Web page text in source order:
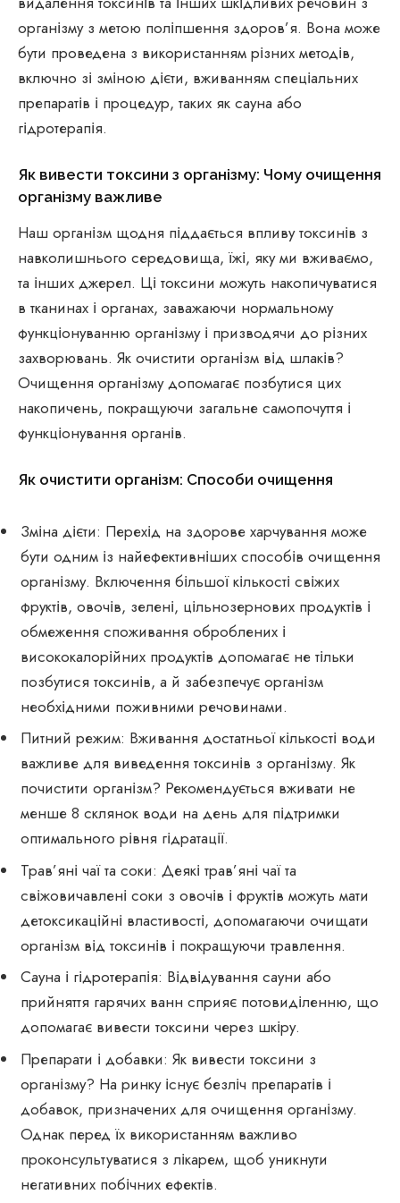
організму з метою поліпшення здоров’я. Вона може
бути проведена з використанням різних методів,
включно зі зміною дієти, вживанням спеціальних
препаратів і процедур, таких як сауна або
гідротерапія.
Як вивести токсини з організму: Чому очищення
організму важливе
Наш організм щодня піддається впливу токсинів з
навколишнього середовища, їжі, яку ми вживаємо,
та інших джерел. Ці токсини можуть накопичуватися
в тканинах і органах, заважаючи нормальному
функціонуванню організму і призводячи до різних
захворювань. Як очистити організм від шлаків?
Очищення організму допомагає позбутися цих
накопичень, покращуючи загальне самопочуття і
функціонування органів.
Як очистити організм: Способи очищення
Зміна дієти: Перехід на здорове харчування може
бути одним із найефективніших способів очищення
організму. Включення більшої кількості свіжих
фруктів, овочів, зелені, цільнозернових продуктів і
обмеження споживання оброблених і
висококалорійних продуктів допомагає не тільки
позбутися токсинів, а й забезпечує організм
необхідними поживними речовинами.
Питний режим: Вживання достатньої кількості води
важливе для виведення токсинів з організму. Як
почистити організм? Рекомендується вживати не
менше 8 склянок води на день для підтримки
оптимального рівня гідратації.
Трав’яні чаї та соки: Деякі трав’яні чаї та
свіжовичавлені соки з овочів і фруктів можуть мати
детоксикаційні властивості, допомагаючи очищати
організм від токсинів і покращуючи травлення.
Сауна і гідротерапія: Відвідування сауни або
прийняття гарячих ванн сприяє потовиділенню, що
допомагає вивести токсини через шкіру.
Препарати і добавки: Як вивести токсини з
організму? На ринку існує безліч препаратів і
добавок, призначених для очищення організму.
Однак перед їх використанням важливо
проконсультуватися з лікарем, щоб уникнути
негативних побічних ефектів.